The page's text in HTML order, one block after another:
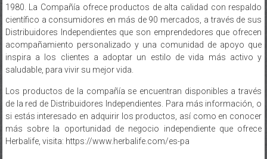
1980. La Compañía ofrece productos de alta calidad con respaldo
científico a consumidores en más de 90 mercados, a través de sus
Distribuidores Independientes que son emprendedores que ofrecen
acompañamiento personalizado y una comunidad de apoyo que
inspira a los clientes a adoptar un estilo de vida más activo y
saludable, para vivir su mejor vida.
Los productos de la compañía se encuentran disponibles a través
de la red de Distribuidores Independientes. Para más información, o
si estás interesado en adquirir los productos, así como en conocer
más sobre la oportunidad de negocio independiente que ofrece
Herbalife, visita: https://www.herbalife.com/es-pa